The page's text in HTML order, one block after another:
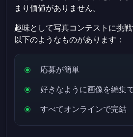
まり価値がありません。
趣味として写真コンテストに挑戦
以下のようなものがあります：
応募が簡単
好きなように画像を編集
すべてオンラインで完結